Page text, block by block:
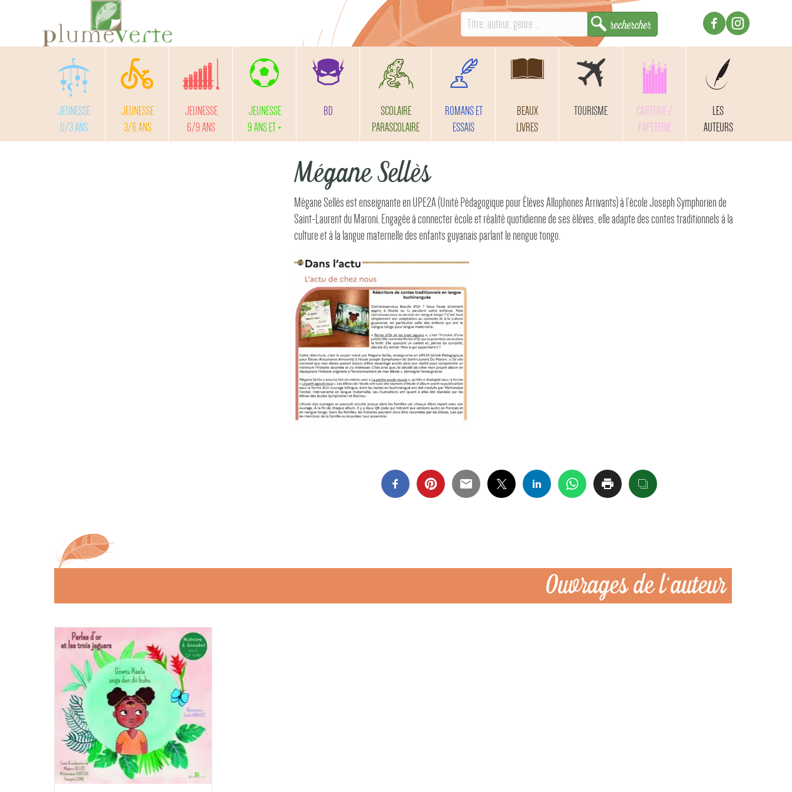
S
e
a
r
c
f
o
JEUNESSE
0/3 ANS
JEUNESSE
3/6 ANS
JEUNESSE
6/9 ANS
JEUNESSE
9 ANS ET +
BD
SCOLAIRE
PARASCOLAIRE
ROMANS ET
ESSAIS
BEAUX
LIVRES
TOURISME
CARTERIE /
PAPETERIE
LES
AUTEURS
Mégane Sellès
Mégane Sellès est enseignante en UPE2A (Unité Pédagogique pour Élèves Allophones Arrivants) à l’école Joseph Symphorien de
Saint-Laurent du Maroni. Engagée à connecter école et réalité quotidienne de ses élèves, elle adapte des contes traditionnels à la
culture et à la langue maternelle des enfants guyanais parlant le nengue tongo.
Ouvrages de l'auteur